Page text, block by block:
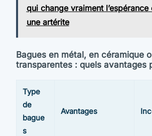
qui change vraiment
une artérite
Bagues en métal, en céramique
transparentes : quels avantages
Type
de
bague
s
Avantages